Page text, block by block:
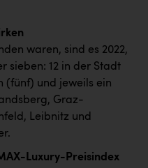
waren, sind es 2022,
sieben: 12 in der Stadt
(fünf) und jeweils ein
Graz-
Leibnitz und
Luxury-Preisindex